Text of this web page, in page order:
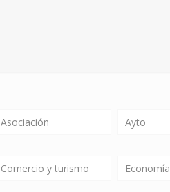
Asociación Ayto
Comercio y turismo Economía